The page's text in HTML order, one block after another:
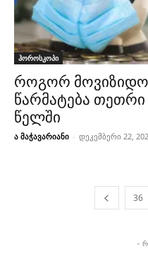
ჰოროსკოპი
როგორ
წარმატება
წელში
ა მაჭავარიანი - დეკემბერი 22,
36
-